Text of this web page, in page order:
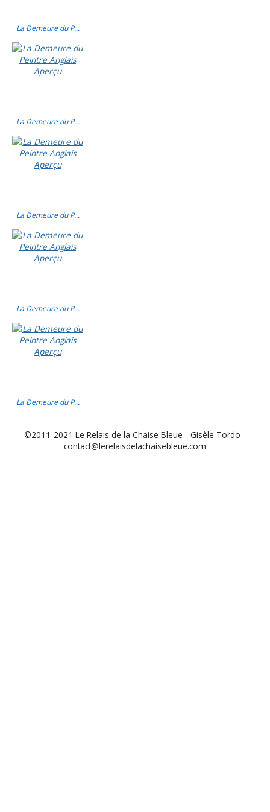
La Demeure du P...
La Demeure du P...
La Demeure du P...
La Demeure du P...
La Demeure du P...
©2011-2021 Le Relais de la Chaise Bleue - Gisèle Tordo -
contact@lerelaisdelachaisebleue.com